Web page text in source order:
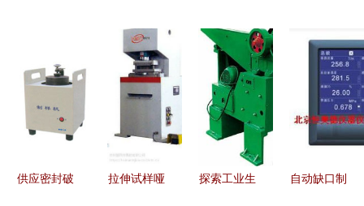
供应密封破
拉伸试样哑
探索工业生
自动缺口制